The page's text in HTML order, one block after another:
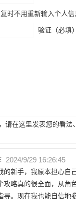
时不用重新输入个人信
验证（必填）
请在这里发表您的看法
2024/9/29 16:26:45
的新手，我原本担心自
攻略真的很全面，从角
导。现在我也能自信地